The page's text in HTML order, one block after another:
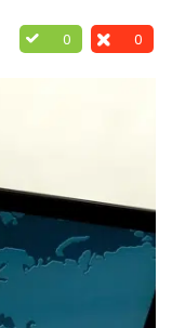
0 0